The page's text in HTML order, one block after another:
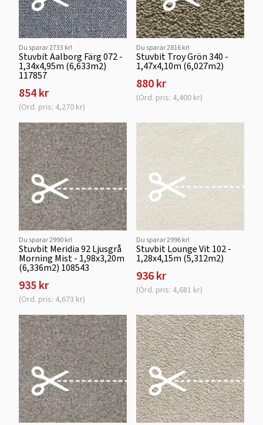
Du sparar 2733 kr!
Stuvbit Aalborg Färg 072 -
1,34x4,95m (6,633m2)
117857
854 kr
(Ord. pris: 4,270 kr)
Du sparar 2816 kr!
Stuvbit Troy Grön 340 -
1,47x4,10m (6,027m2)
880 kr
(Ord. pris: 4,400 kr)
Du sparar 2990 kr!
Stuvbit Meridia 92 Ljusgrå
Morning Mist - 1,98x3,20m
(6,336m2) 108543
935 kr
(Ord. pris: 4,673 kr)
Du sparar 2996 kr!
Stuvbit Lounge Vit 102 -
1,28x4,15m (5,312m2)
936 kr
(Ord. pris: 4,681 kr)